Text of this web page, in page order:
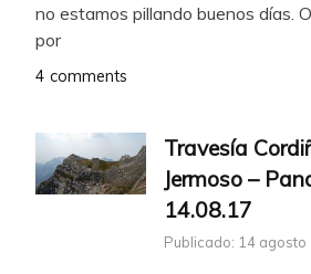
no estamos pillando buenos días.
por
4 comments
Travesía
Jermoso –
14.08.17
Publicado: 14 agosto